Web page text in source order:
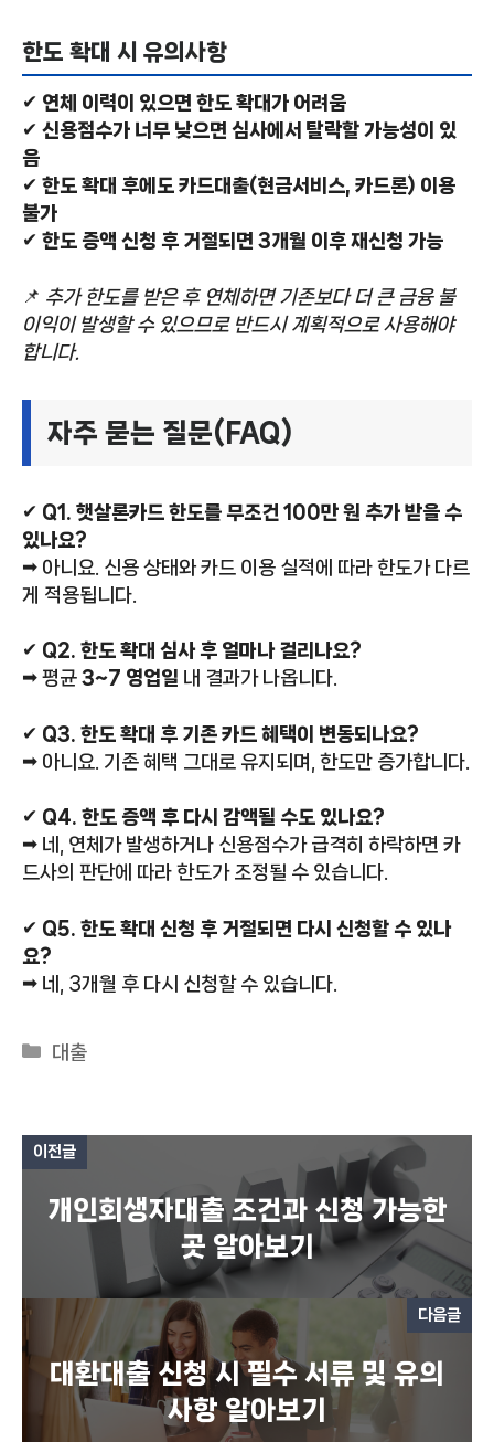
한도 확대 시 유의사항
✔ 연체 이력이 있으면 한도 확대가 어려움
✔ 신용점수가 너무 낮으면 심사에서 탈락할 가능성이 있
음
✔ 한도 확대 후에도 카드대출(현금서비스, 카드론) 이용
불가
✔ 한도 증액 신청 후 거절되면 3개월 이후 재신청 가능
📌 추가 한도를 받은 후 연체하면 기존보다 더 큰 금융 불
이익이 발생할 수 있으므로 반드시 계획적으로 사용해야
합니다.
자주 묻는 질문(FAQ)
✔ Q1. 햇살론카드 한도를 무조건 100만 원 추가 받을 수
있나요?
➡ 아니요. 신용 상태와 카드 이용 실적에 따라 한도가 다르
게 적용됩니다.
✔ Q2. 한도 확대 심사 후 얼마나 걸리나요?
➡ 평균 3~7 영업일 내 결과가 나옵니다.
✔ Q3. 한도 확대 후 기존 카드 혜택이 변동되나요?
➡ 아니요. 기존 혜택 그대로 유지되며, 한도만 증가합니다.
✔ Q4. 한도 증액 후 다시 감액될 수도 있나요?
➡ 네, 연체가 발생하거나 신용점수가 급격히 하락하면 카
드사의 판단에 따라 한도가 조정될 수 있습니다.
✔ Q5. 한도 확대 신청 후 거절되면 다시 신청할 수 있나
요?
➡ 네, 3개월 후 다시 신청할 수 있습니다.
카
리
대출
이전글
개인회생자대출 조건과 신청 가능한
곳 알아보기
다음글
대환대출 신청 시 필수 서류 및 유의
사항 알아보기